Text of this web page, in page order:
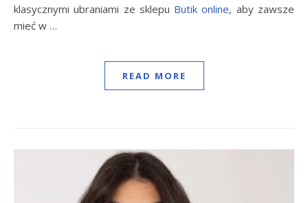
klasycznymi ubraniami ze sklepu Butik online, aby zawsze
mieć w …
READ MORE